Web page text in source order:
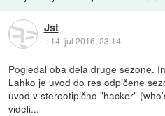
Jst
:: 14. jul 2016, 23:14
Pogledal oba dela druge sezone.
Lahko je uvod do res odpičene
uvod v stereotipično "hacker"
videli...